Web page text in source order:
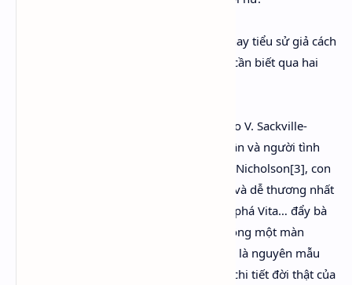
Trước khi đọc Orlando, một tiểu thuyết hay tiểu sử giả cách
(fake biography), có lẽ các độc giả cũng cần biết qua hai
Thứ nhất, tác phẩm này được đề tặng cho V. Sackville-
West,[1] (sau đây viết tắt là VSW) bạn thân và người tình
của Virginia Woolf.[2] Theo lời của Nigel Nicholson[3], con
trai của VSW, đây là “lá thư tình dài nhất và dễ thương nhất
trong văn học, trong đó [Virginia] khám phá Vita… đẩy bà
từ giới tính này sang giới tính khác… buông một màn
sương mù xung quanh bà.”[4] VSW cũng là nguyên mẫu
của nhân vật chính Orlando, với một số chi tiết đời thật của